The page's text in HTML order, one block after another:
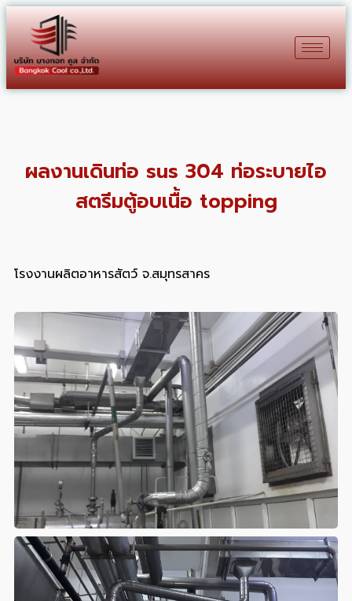
ผลงานเดินท่อ sus 304 ท่อระบายไอ
สตรีมตู้อบเนื้อ topping
โรงงานผลิตอาหารสัตว์ จ.สมุทรสาคร